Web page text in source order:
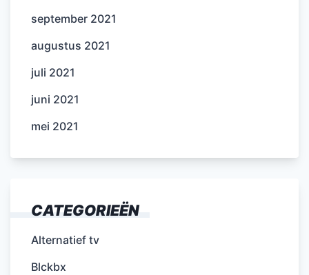
september 2021
augustus 2021
juli 2021
juni 2021
mei 2021
CATEGORIEËN
Alternatief tv
Blckbx